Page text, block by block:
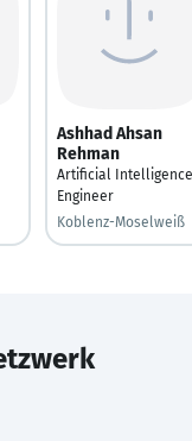
Ashhad Ahsan
Rehman
Artificial Intelligence
Engineer
Koblenz-Moselweiß